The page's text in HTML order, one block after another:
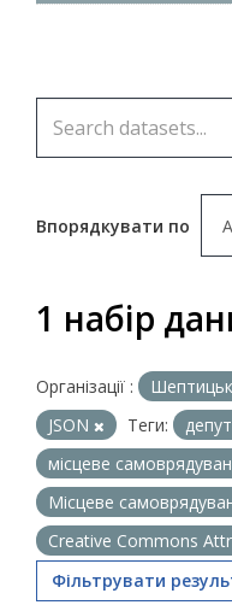
Впорядкувати по
1 набір
Організації :
JSON
Теги:
місцеве
Місцеве
Creative Commons
Фільтрувати